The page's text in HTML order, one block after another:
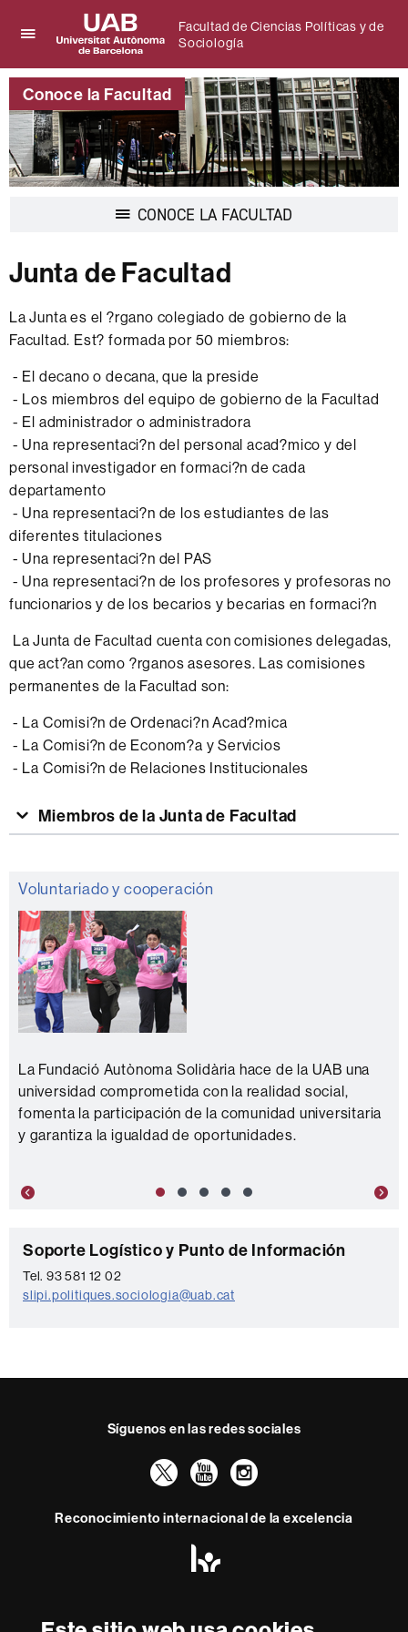
aquí
para
desplegar
el
menú
de
Facultad
de
Sociología
Universitat
Autònoma
de
Barcelona
Facultad de Ciencias Políticas y de
Sociología
Conoce la Facultad
CONOCE LA FACULTAD
Junta de Facultad
La Junta es el ?rgano colegiado de gobierno de la
Facultad. Est? formada por 50 miembros:
- El decano o decana, que la preside
- Los miembros del equipo de gobierno de la Facultad
- El administrador o administradora
- Una representaci?n del personal acad?mico y del
personal investigador en formaci?n de cada
departamento
- Una representaci?n de los estudiantes de las
diferentes titulaciones
- Una representaci?n del PAS
- Una representaci?n de los profesores y profesoras no
funcionarios y de los becarios y becarias en formaci?n
La Junta de Facultad cuenta con comisiones delegadas,
que act?an como ?rganos asesores. Las comisiones
permanentes de la Facultad son:
- La Comisi?n de Ordenaci?n Acad?mica
- La Comisi?n de Econom?a y Servicios
- La Comisi?n de Relaciones Institucionales
Miembros de la Junta de Facultad
Información
complementaria
Voluntariado y cooperación
La Fundació Autònoma Solidària hace de la UAB una
universidad comprometida con la realidad social,
fomenta la participación de la comunidad universitaria
y garantiza la igualdad de oportunidades.
C
o
n
c
Soporte Logístico y Punto de Información
Tel. 93 581 12 02
slipi.politiques.sociologia@uab.cat
Síguenos en las redes sociales
TwitterYouTube
Instagram
Reconocimiento internacional de la excelencia
-
Con la financiación de